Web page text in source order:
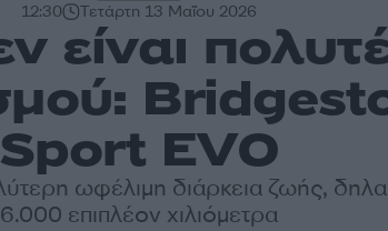
12:30 Τετάρτη 13 Μαΐου 2026
Sport EVO
ωφέλιμη διάρκεια ζωής,
6.000 επιπλέον χιλιόμετρα